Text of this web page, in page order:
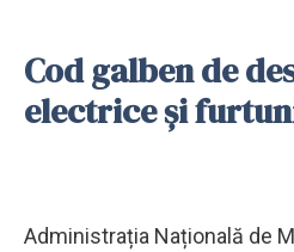
Cod galben de
electrice și
Administrația Națională de